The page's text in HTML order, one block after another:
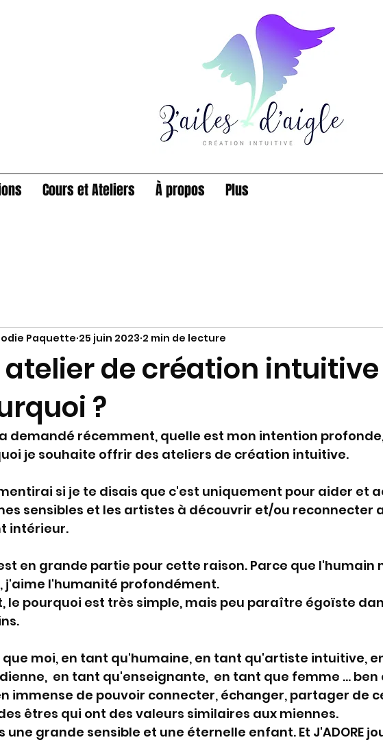
Cours et Ateliers À propos Plus
atelier de création intuitive
?
Paquette 25 juin 2023 2 min de lecture
demandé récemment, quelle est mon intention
je souhaite offrir des ateliers de création intuitive.
si je te disais que c'est uniquement pour aider et
sensibles et les artistes à découvrir et/ou reconnecter
intérieur.
en grande partie pour cette raison. Parce que l'humain
j'aime l'humanité profondément.
le pourquoi est très simple, mais peu paraître égoïste
que moi, en tant qu'humaine, en tant qu'artiste intuitive,
en tant qu'enseignante,  en tant que femme ...
immense de pouvoir connecter, échanger, partager de
êtres qui ont des valeurs similaires aux miennes.
une grande sensible et une éternelle enfant. Et J'ADORE